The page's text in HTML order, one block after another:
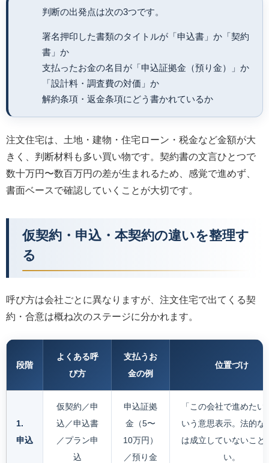
判断の出発点は次の3つです。
署名押印した書類のタイトルが「申込書」か「契約
書」か
支払ったお金の名目が「申込証拠金（預り金）」か
「設計料・調査費の対価」か
解約条項・返金条項にどう書かれているか
注文住宅は、土地・建物・住宅ローン・税金など金額が大
きく、判断材料も多い買い物です。契約書の文言ひとつで
数十万円〜数百万円の差が生まれるため、感覚で進めず、
書面ベースで確認していくことが大切です。
仮契約・申込・本契約の違いを整理す
る
呼び方は会社ごとに異なりますが、注文住宅で出てくる契
約・合意は概ね次のステージに分かれます。
段階
よくある呼
び方
支払うお
金の例
位置づけ
1.
申込
仮契約／申
込／申込書
／プラン申
込
申込証拠
金（5〜
10万円）
／預り金
「この会社で進めたい
いう意思表示。法的な
は成立していないこと
い。